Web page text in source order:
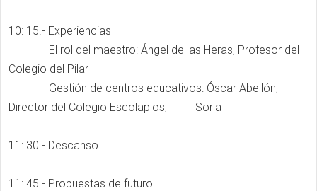
10: 15.- Experiencias
- El rol del maestro: Ángel de las Heras, Profesor del
Colegio del Pilar
- Gestión de centros educativos: Óscar Abellón,
Director del Colegio Escolapios, Soria
11: 30.- Descanso
11: 45.- Propuestas de futuro